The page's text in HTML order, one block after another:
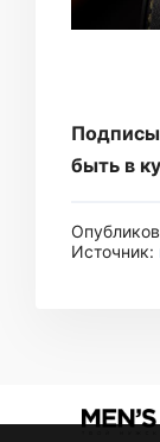
быть в
Источник: